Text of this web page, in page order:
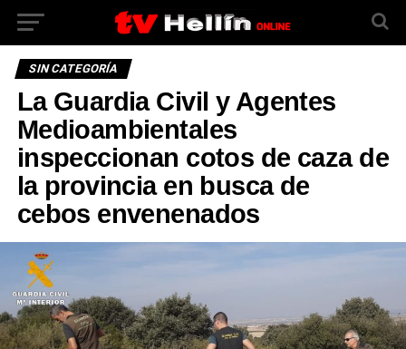
SIN CATEGORÍA
La Guardia Civil y Agentes
Medioambientales
inspeccionan cotos de caza de
la provincia en busca de
cebos envenenados